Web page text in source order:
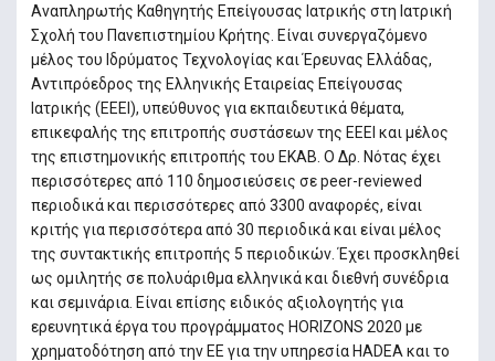
Αναπληρωτής Καθηγητής Επείγουσας Ιατρικής στη Ιατρική
Σχολή του Πανεπιστημίου Κρήτης. Είναι συνεργαζόμενο
μέλος του Ιδρύματος Τεχνολογίας και Έρευνας Ελλάδας,
Αντιπρόεδρος της Ελληνικής Εταιρείας Επείγουσας
Ιατρικής (ΕΕΕΙ), υπεύθυνος για εκπαιδευτικά θέματα,
επικεφαλής της επιτροπής συστάσεων της ΕΕΕΙ και μέλος
της επιστημονικής επιτροπής του ΕΚΑΒ. Ο Δρ. Νότας έχει
περισσότερες από 110 δημοσιεύσεις σε peer-reviewed
περιοδικά και περισσότερες από 3300 αναφορές, είναι
κριτής για περισσότερα από 30 περιοδικά και είναι μέλος
της συντακτικής επιτροπής 5 περιοδικών. Έχει προσκληθεί
ως ομιλητής σε πολυάριθμα ελληνικά και διεθνή συνέδρια
και σεμινάρια. Είναι επίσης ειδικός αξιολογητής για
ερευνητικά έργα του προγράμματος HORIZONS 2020 με
χρηματοδότηση από την ΕΕ για την υπηρεσία HADEA και το